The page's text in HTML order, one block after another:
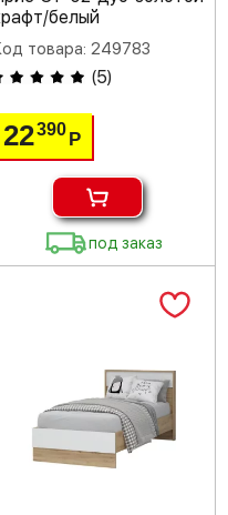
белый
товара: 249783
(5)
22390 Р
под заказ